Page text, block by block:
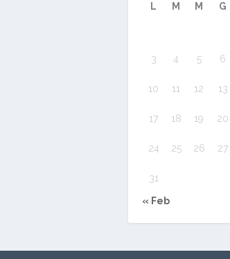
L M M G
3 4 5 6
10 11 12 13
17 18 19 20
24 25 26 27
31
« Feb